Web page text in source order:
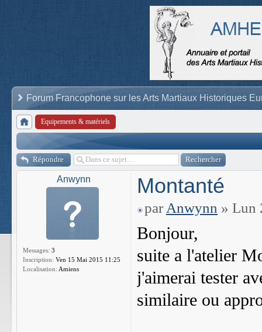
Forum Francophone sur les Arts Martiaux Historiques
Equipements & matériels
Répondre
Anwynn
Messages: 3
Inscription: Ven 15 Mai 2015 11:25
Localisation: Amiens
Montanté
par Anwynn » Lun
Bonjour,
suite a l'atelier
j'aimerai tester
similaire ou